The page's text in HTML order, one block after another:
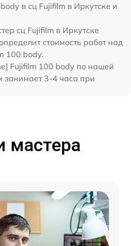
в сц Fujifilm в Иркутске и
сц Fujifilm в Иркутске
стоимость работ над
100 body.
Fujifilm 100 body по нашей
занимает 3-4 часа при
мастера